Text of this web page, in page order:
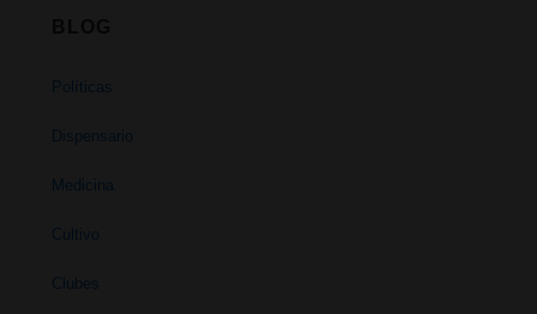
Políticas
Dispensario
Medicina
Cultivo
Clubes